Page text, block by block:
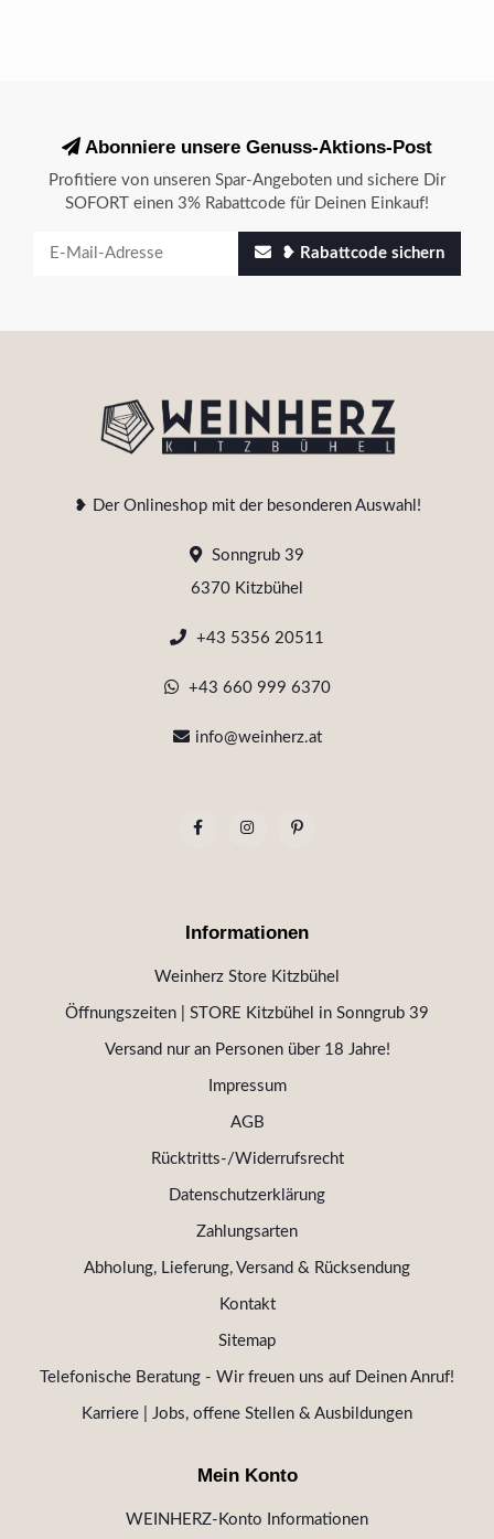
Abonniere unsere Genuss-Aktions-Post
Profitiere von unseren Spar-Angeboten und sichere Dir
SOFORT einen 3% Rabattcode für Deinen Einkauf!
❥ Rabattcode sichern
❥ Der Onlineshop mit der besonderen Auswahl!
Sonngrub 39
6370 Kitzbühel
+43 5356 20511
+43 660 999 6370
info@weinherz.at
Informationen
Weinherz Store Kitzbühel
Öffnungszeiten | STORE Kitzbühel in Sonngrub 39
Versand nur an Personen über 18 Jahre!
Impressum
AGB
Rücktritts-/Widerrufsrecht
Datenschutzerklärung
Zahlungsarten
Abholung, Lieferung, Versand & Rücksendung
Kontakt
Sitemap
Telefonische Beratung - Wir freuen uns auf Deinen Anruf!
Karriere | Jobs, offene Stellen & Ausbildungen
Mein Konto
WEINHERZ-Konto Informationen